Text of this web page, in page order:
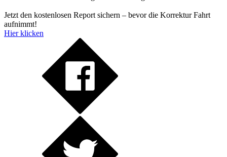
Jetzt den kostenlosen Report sichern – bevor die Korrektur Fahrt
aufnimmt!
Hier klicken